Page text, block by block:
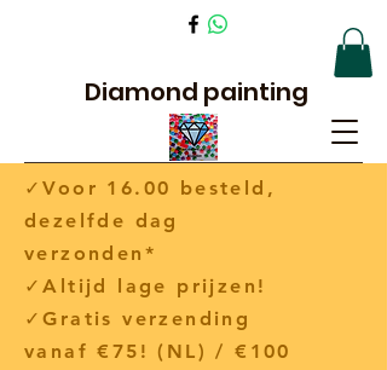
Diamond painting
✓Voor 16.00 besteld,
dezelfde dag
verzonden*
✓Altijd lage prijzen!
✓Gratis verzending
vanaf €75! (NL) / €100